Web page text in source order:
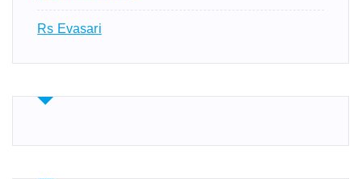
Rs Evasari